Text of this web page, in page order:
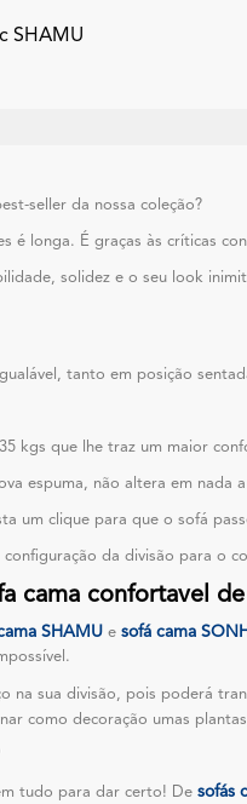
SHAMU
seller da nossa coleção?
é longa. É graças às críticas
solidez e o seu look
tanto em posição
kgs que lhe traz um maior
espuma, não altera em
um clique para que o sofá
da divisão para o
cama confortavel
SHAMU e sofá cama
na sua divisão, pois poderá
como decoração umas
tudo para dar certo! De sofás